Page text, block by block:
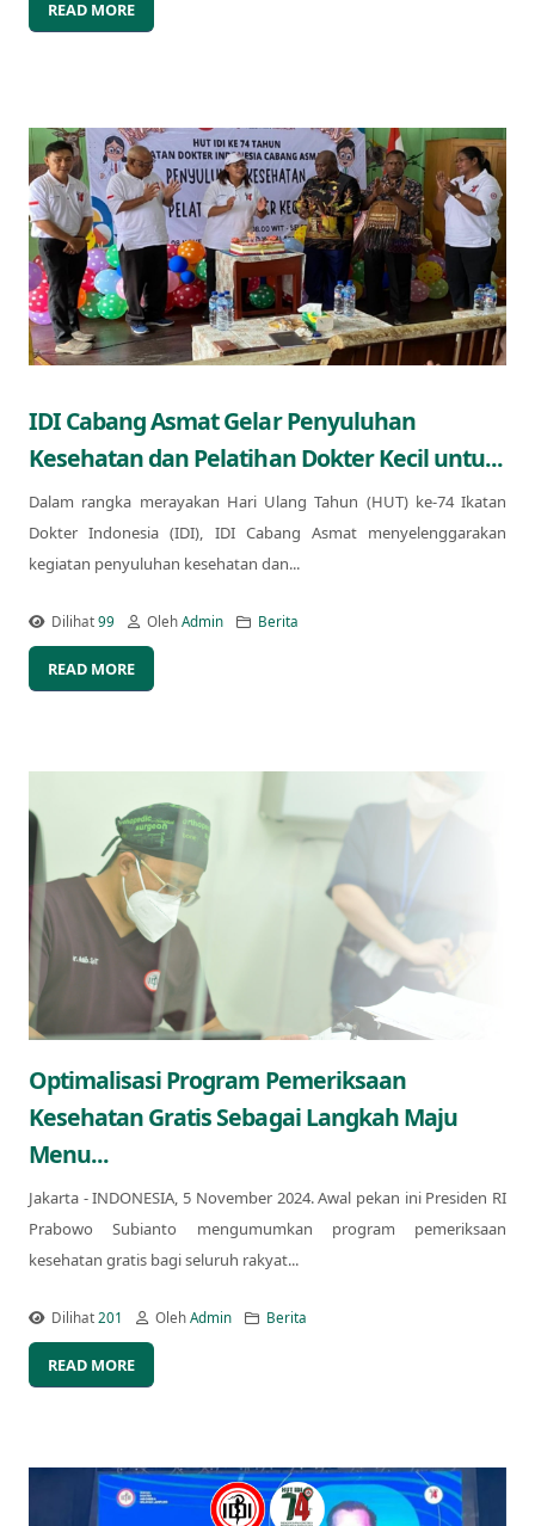
READ MORE
IDI Cabang Asmat Gelar Penyuluhan
Kesehatan dan Pelatihan Dokter Kecil untu...
Dalam rangka merayakan Hari Ulang Tahun (HUT) ke-74 Ikatan
Dokter Indonesia (IDI), IDI Cabang Asmat menyelenggarakan
kegiatan penyuluhan kesehatan dan...
Dilihat99 OlehAdmin Berita
READ MORE
Optimalisasi Program Pemeriksaan
Kesehatan Gratis Sebagai Langkah Maju
Menu...
Jakarta - INDONESIA, 5 November 2024. Awal pekan ini Presiden RI
Prabowo Subianto mengumumkan program pemeriksaan
kesehatan gratis bagi seluruh rakyat...
Dilihat201 OlehAdmin Berita
READ MORE